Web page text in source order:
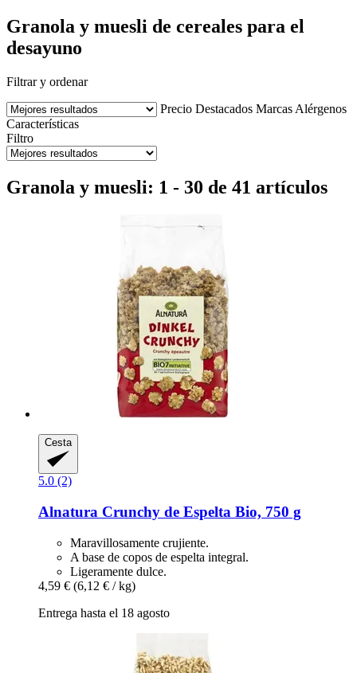
Granola y muesli de cereales para el
desayuno
Filtrar y ordenar
Precio Destacados Marcas Alérgenos
Características
Filtro
Granola y muesli: 1 - 30 de 41 artículos
Cesta
5.0 (2)
Alnatura Crunchy de Espelta Bio, 750 g
Maravillosamente crujiente.
A base de copos de espelta integral.
Ligeramente dulce.
4,59 € (6,12 € / kg)
Entrega hasta el 18 agosto